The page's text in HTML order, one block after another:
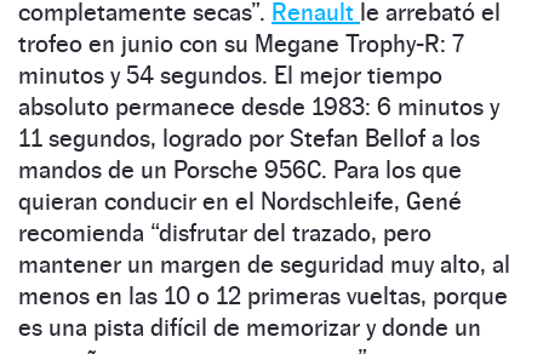
completamente secas”. Renault le arrebató el
trofeo en junio con su Megane Trophy-R: 7
minutos y 54 segundos. El mejor tiempo
absoluto permanece desde 1983: 6 minutos y
11 segundos, logrado por Stefan Bellof a los
mandos de un Porsche 956C. Para los que
quieran conducir en el Nordschleife, Gené
recomienda “disfrutar del trazado, pero
mantener un margen de seguridad muy alto, al
menos en las 10 o 12 primeras vueltas, porque
es una pista difícil de memorizar y donde un